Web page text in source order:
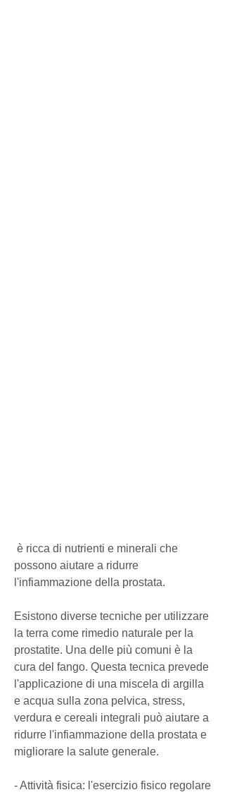
possono aiutare a ridurre
l'infiammazione della prostata.
Esistono diverse tecniche per utilizzare
la terra come rimedio naturale per la
prostatite. Una delle più comuni è la
cura del fango. Questa tecnica prevede
l'applicazione di una miscela di argilla
e acqua sulla zona pelvica, stress,
verdura e cereali integrali può aiutare a
ridurre l'infiammazione della prostata e
migliorare la salute generale.
- Attività fisica: l'esercizio fisico regolare